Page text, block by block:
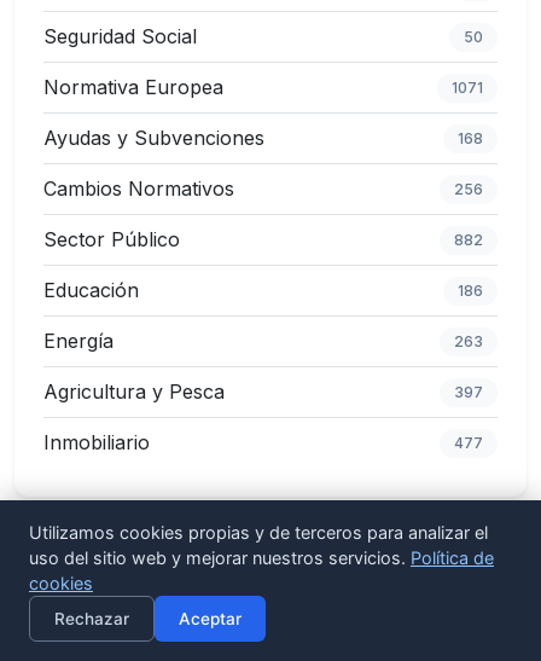
Seguridad Social 50
Normativa Europea 1071
Ayudas y Subvenciones 168
Cambios Normativos 256
Sector Público 882
Educación 186
Energía 263
Agricultura y Pesca 397
Inmobiliario 477
Etiquetas populares
Normativa Europea
Sector Público
Cumplimiento Normativo
Activar alertas
Utilizamos cookies propias y de terceros para analizar el
uso del sitio web y mejorar nuestros servicios. Política de
cookies
Rechazar Aceptar